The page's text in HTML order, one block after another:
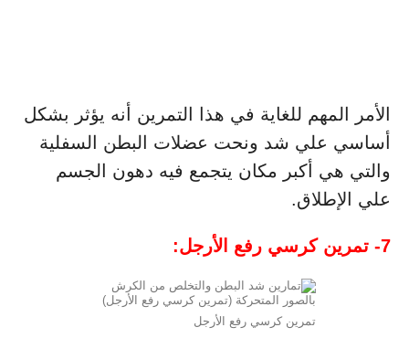
الأمر المهم للغاية في هذا التمرين أنه يؤثر بشكل
أساسي علي شد ونحت عضلات البطن السفلية
والتي هي أكبر مكان يتجمع فيه دهون الجسم
علي الإطلاق.
7- تمرين كرسي رفع الأرجل:
تمرين كرسي رفع الأرجل